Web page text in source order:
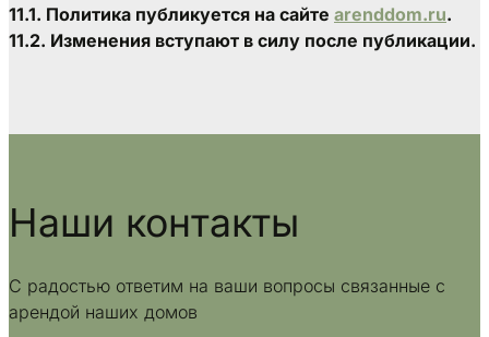
11.1. Политика публикуется на сайте arenddom.ru.
11.2. Изменения вступают в силу после публикации.
Наши контакты
С радостью ответим на ваши вопросы связанные с
арендой наших домов